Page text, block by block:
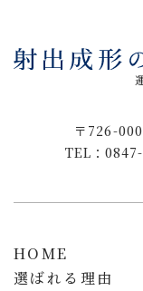
〒726-
TEL：
HOME
選ばれる理由